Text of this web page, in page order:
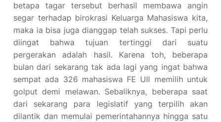
betapa tagar tersebut berhasil membawa angin
segar terhadap birokrasi Keluarga Mahasiswa kita,
maka ia bisa juga dianggap telah sukses. Tapi perlu
diingat bahwa tujuan tertinggi dari suatu
pergerakan adalah hasil. Karena toh, beberapa
bulan dari sekarang tak ada lagi yang ingat bahwa
sempat ada 326 mahasiswa FE UII memilih untuk
golput demi melawan. Sebaliknya, beberapa saat
dari sekarang para legislatif yang terpilih akan
dilantik dan memulai pemerintahannya hingga satu